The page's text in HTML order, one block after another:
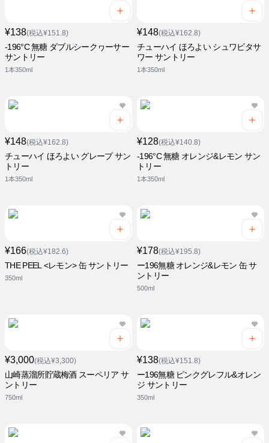
¥138(税込¥151.8)
-196°C 無糖 ダブルシークヮーサー
サントリー
1本350ml
¥148(税込¥162.8)
チューハイ ほろよい シュワビタサ
ワー サントリー
1本350ml
¥148(税込¥162.8)
チューハイ ほろよい グレープ サン
トリー
1本350ml
¥128(税込¥140.8)
-196°C 無糖 オレンジ&レモン サン
トリー
1本350ml
¥166(税込¥182.6)
THE PEEL <レモン> 缶 サントリー
350ml
¥178(税込¥195.8)
ー196無糖 オレンジ&レモン 缶 サ
ントリー
500ml
¥3,000(税込¥3,300)
山崎蒸溜所貯蔵梅酒 スーペリア サ
ントリー
750ml
¥138(税込¥151.8)
ー196無糖 ピンクグレフル&オレン
ジ サントリー
350ml